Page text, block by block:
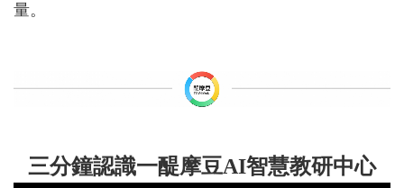
量。
三分鐘認識一醍摩豆AI智慧教研中心